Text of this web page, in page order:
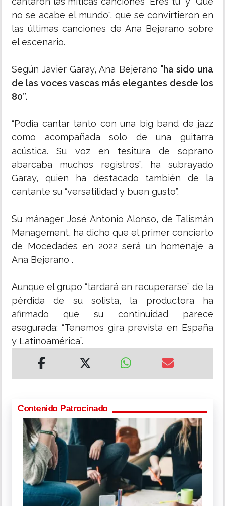
no se acabe el mundo", que se convirtieron en
las últimas canciones de Ana Bejerano sobre
el escenario.
Según Javier Garay, Ana Bejerano "ha sido una
de las voces vascas más elegantes desde los
80”.
“Podía cantar tanto con una big band de jazz
como acompañada solo de una guitarra
acústica. Su voz en tesitura de soprano
abarcaba muchos registros”, ha subrayado
Garay, quien ha destacado también de la
cantante su “versatilidad y buen gusto”.
Su mánager José Antonio Alonso, de Talismán
Management, ha dicho que el primer concierto
de Mocedades en 2022 será un homenaje a
Ana Bejerano .
Aunque el grupo “tardará en recuperarse” de la
pérdida de su solista, la productora ha
afirmado que su continuidad parece
asegurada: “Tenemos gira prevista en España
y Latinoamérica”.
Contenido Patrocinado